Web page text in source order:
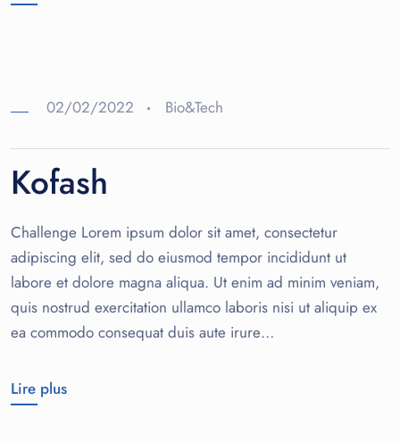
02/02/2022 Bio&Tech
Kofash
Challenge Lorem ipsum dolor sit amet, consectetur
adipiscing elit, sed do eiusmod tempor incididunt ut
labore et dolore magna aliqua. Ut enim ad minim veniam,
quis nostrud exercitation ullamco laboris nisi ut aliquip ex
ea commodo consequat duis aute irure…
Lire plus